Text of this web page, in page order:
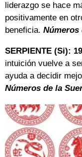
liderazgo se hace
positivamente en
beneficia. Números
SERPIENTE (Si):
intuición vuelve a
ayuda a decidir
Números de la